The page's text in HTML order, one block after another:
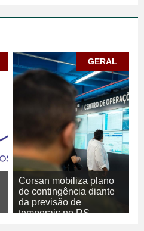
GERAL
Corsan mobiliza plano
de contingência diante
da previsão de
temporais no RS